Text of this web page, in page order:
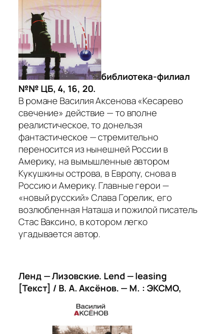
библиотека-филиал
№№ ЦБ, 4, 16, 20.
В романе Василия Аксенова «Кесарево
свечение» действие — то вполне
реалистическое, то донельзя
фантастическое — стремительно
переносится из нынешней России в
Америку, на вымышленные автором
Кукушкины острова, в Европу, снова в
Россию и Америку. Главные герои —
«новый русский» Слава Горелик, его
возлюбленная Наташа и пожилой писатель
Стас Ваксино, в котором легко
угадывается автор.
Ленд — Лизовские. Lend — leasing
[Текст] / В. А. Аксёнов. — М. : ЭКСМО,